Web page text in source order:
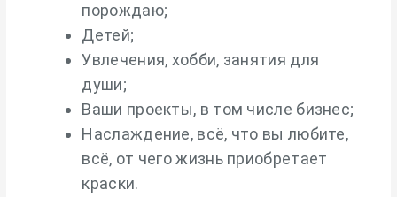
порождаю;
Детей;
Увлечения, хобби, занятия для
души;
Ваши проекты, в том числе бизнес;
Наслаждение, всё, что вы любите,
всё, от чего жизнь приобретает
краски.